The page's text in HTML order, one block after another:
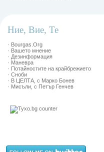
Ние, Вие, Те
· Bourgas.Org
· Вашето мнение
· Дезинформация
· Маневра
· Потайностите на крайбрежието
· Сноби
· В ЦЕЛТА, с Марко Бонев
· Мисъли, с Петър Генчев